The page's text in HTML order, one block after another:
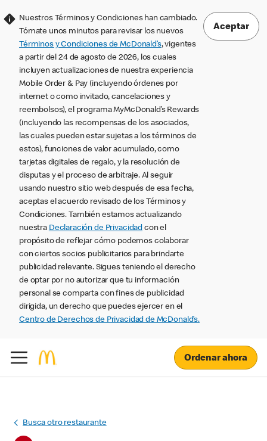
Nuestros Términos y Condiciones han cambiado.
Tómate unos minutos para revisar los nuevos
Términos y Condiciones de McDonald’s, vigentes
a partir del 24 de agosto de 2026, los cuales
incluyen actualizaciones de nuestra experiencia
Mobile Order & Pay (incluyendo órdenes por
internet o como invitado, cancelaciones y
reembolsos), el programa MyMcDonald’s Rewards
(incluyendo las recompensas de los asociados,
las cuales pueden estar sujetas a los términos de
estos), funciones de valor acumulado, como
tarjetas digitales de regalo, y la resolución de
disputas y el proceso de arbitraje. Al seguir
usando nuestro sitio web después de esa fecha,
aceptas el acuerdo revisado de los Términos y
Condiciones. También estamos actualizando
nuestra Declaración de Privacidad con el
propósito de reflejar cómo podemos colaborar
con ciertos socios publicitarios para brindarte
publicidad relevante. Sigues teniendo el derecho
de optar por no autorizar que tu información
personal se comparta con fines de publicidad
dirigida, un derecho que puedes ejercer en el
Centro de Derechos de Privacidad de McDonald’s.
Aceptar
Ordenar ahora
Busca otro restaurante